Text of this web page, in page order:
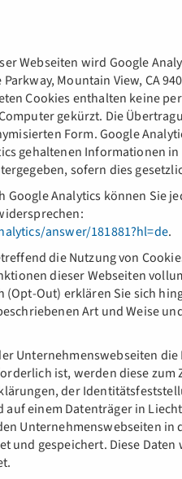
Webseiten wird Google
Mountain View, CA
Cookies enthalten keine
gekürzt. Die
Form. Google
gehaltenen Informationen
sofern dies
Google Analytics können Sie
answer/181881?hl=de.
die Nutzung von
dieser Webseiten
(Opt-Out) erklären Sie sich
Art und Weise
Unternehmenswebseiten
ist, werden diese
der
einem Datenträger in
Unternehmenswebseiten in
und gespeichert. Diese